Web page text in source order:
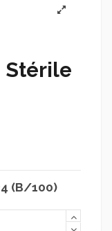
Stérile
(B/100)